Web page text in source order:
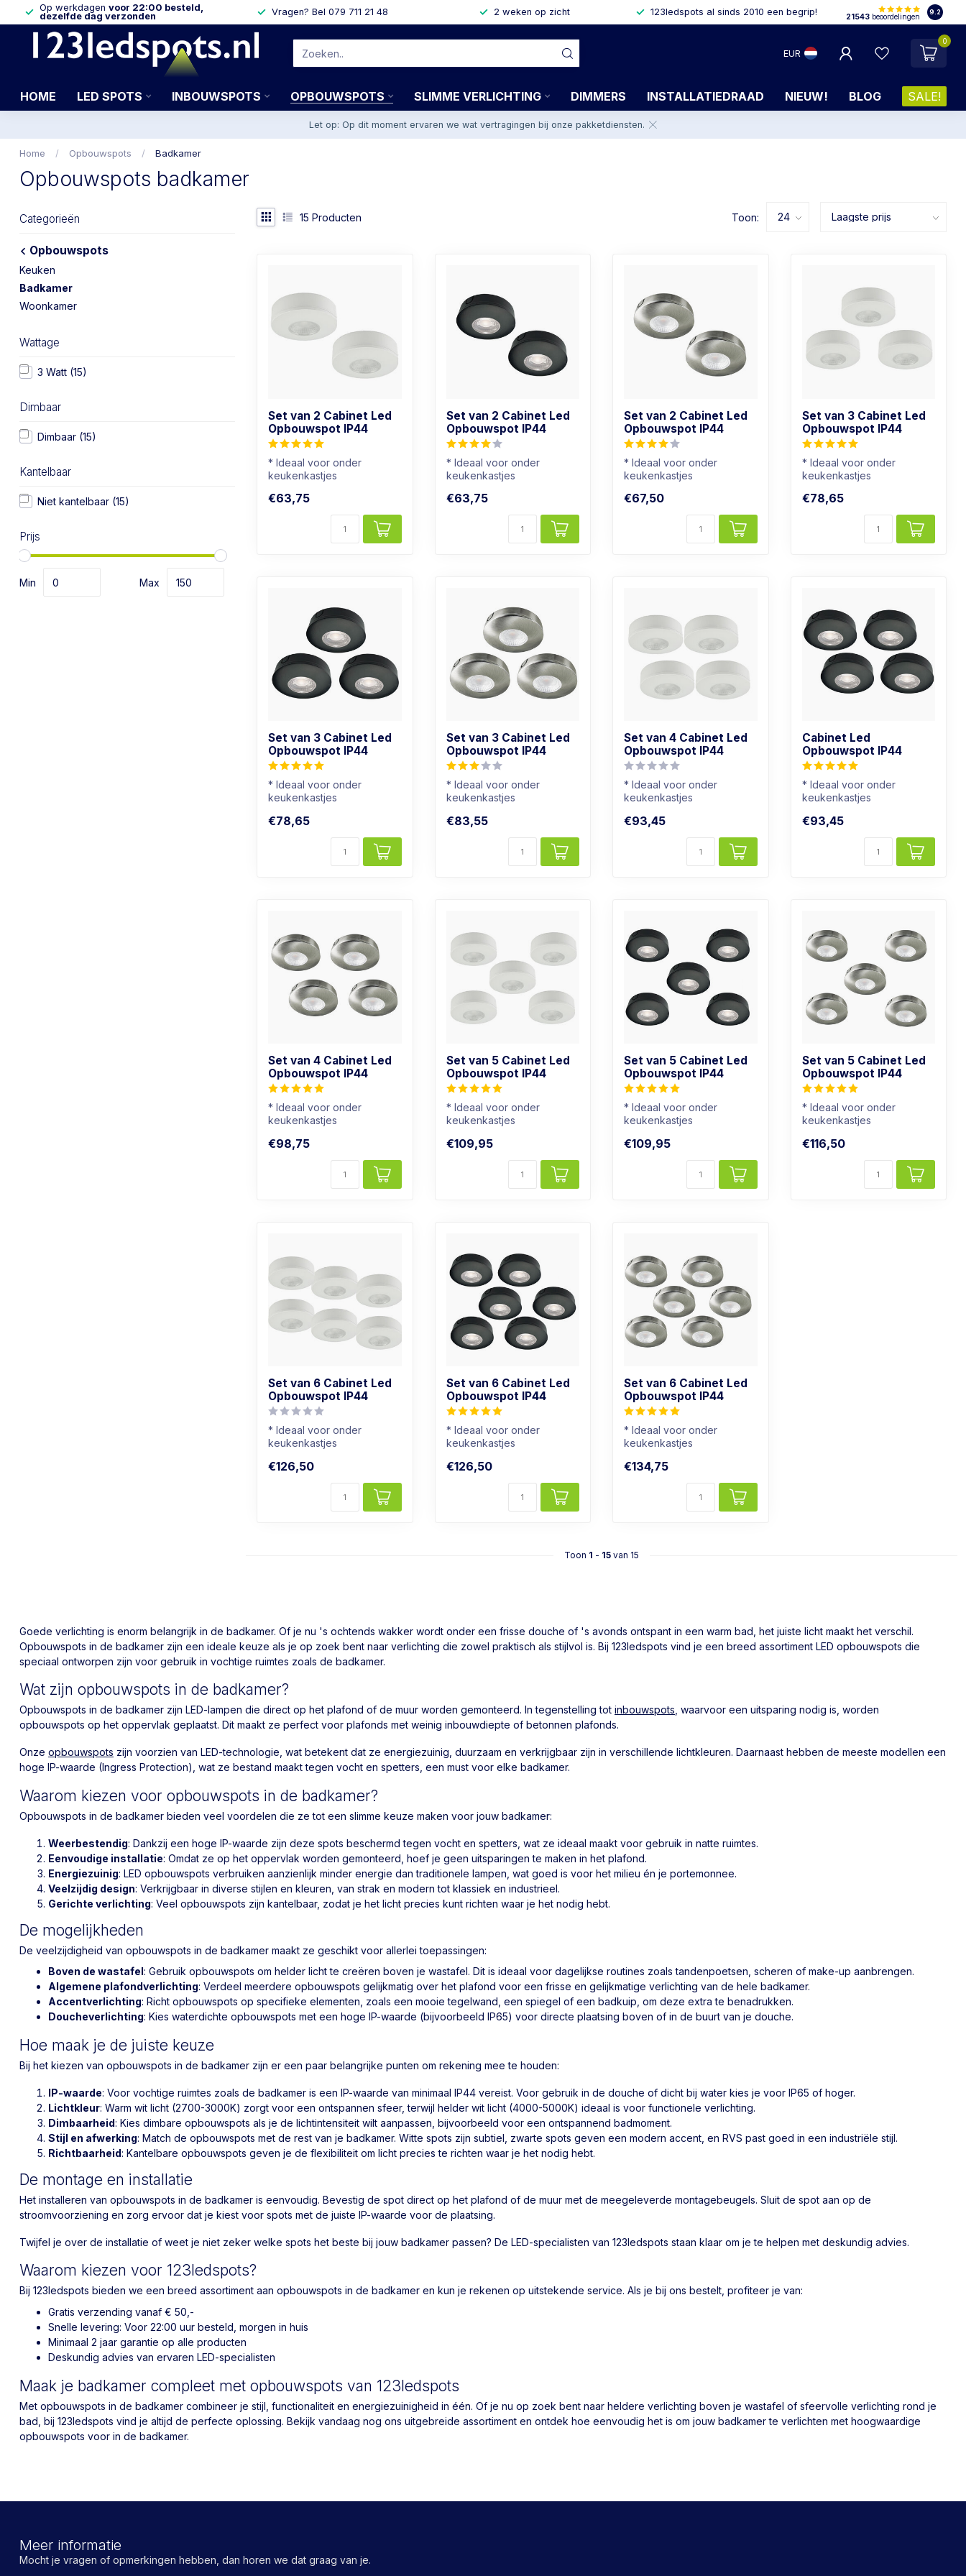
Op werkdagen voor 22:00 besteld,
dezelfde dag verzonden
Vragen? Bel 079 711 21 48 2 weken op zicht 123ledspots al sinds 2010 een begrip! 21543 beoordelingen
9.2
EUR
0
HOME LED SPOTS INBOUWSPOTS OPBOUWSPOTS SLIMME VERLICHTING DIMMERS INSTALLATIEDRAAD NIEUW! BLOG SALE!
Let op: Op dit moment ervaren we wat vertragingen bij onze pakketdiensten.
Home / Opbouwspots / Badkamer
Opbouwspots badkamer
Categorieën
Opbouwspots
Keuken
Badkamer
Woonkamer
Wattage
3 Watt (15)
Dimbaar
Dimbaar (15)
Kantelbaar
Niet kantelbaar (15)
Prijs
Min Max
15 Producten Toon:
Set van 2 Cabinet Led
Opbouwspot IP44
* Ideaal voor onder
keukenkastjes
badkamers
* Lichtkleur: Wa...
€63,75
Set van 2 Cabinet Led
Opbouwspot IP44
* Ideaal voor onder
keukenkastjes
badkamers
* Lichtkleur: ...
€63,75
Set van 2 Cabinet Led
Opbouwspot IP44
* Ideaal voor onder
keukenkastjes
badkamers
* Lichtkleur: ...
€67,50
Set van 3 Cabinet Led
Opbouwspot IP44
* Ideaal voor onder
keukenkastjes
badkamers
* Lichtkleur: Wa...
€78,65
Set van 3 Cabinet Led
Opbouwspot IP44
* Ideaal voor onder
keukenkastjes
badkamers
* Lichtkleur: ...
€78,65
Set van 3 Cabinet Led
Opbouwspot IP44
* Ideaal voor onder
keukenkastjes
badkamers
* Lichtkleur: ...
€83,55
Set van 4 Cabinet Led
Opbouwspot IP44
* Ideaal voor onder
keukenkastjes
badkamers
* Lichtkleur: ...
€93,45
Cabinet Led
Opbouwspot IP44
* Ideaal voor onder
keukenkastjes
badkamers
* Lichtkleur: ...
€93,45
Set van 4 Cabinet Led
Opbouwspot IP44
* Ideaal voor onder
keukenkastjes
badkamers
* Lichtkleur: ...
€98,75
Set van 5 Cabinet Led
Opbouwspot IP44
* Ideaal voor onder
keukenkastjes
badkamers
* Lichtkleur: Wa...
€109,95
Set van 5 Cabinet Led
Opbouwspot IP44
* Ideaal voor onder
keukenkastjes
badkamers
* Lichtkleur: Wa...
€109,95
Set van 5 Cabinet Led
Opbouwspot IP44
* Ideaal voor onder
keukenkastjes
badkamers
* Lichtkleur: ...
€116,50
Set van 6 Cabinet Led
Opbouwspot IP44
* Ideaal voor onder
keukenkastjes
badkamers
* Lichtkleur: Wa...
€126,50
Set van 6 Cabinet Led
Opbouwspot IP44
* Ideaal voor onder
keukenkastjes
badkamers
* Lichtkleur: Wa...
€126,50
Set van 6 Cabinet Led
Opbouwspot IP44
* Ideaal voor onder
keukenkastjes
badkamers
* Lichtkleur: ...
€134,75
Toon 1 - 15 van 15
Goede verlichting is enorm belangrijk in de badkamer. Of je nu 's ochtends wakker wordt onder een frisse douche of 's avonds ontspant in een warm bad, het juiste licht maakt het verschil.
Opbouwspots in de badkamer zijn een ideale keuze als je op zoek bent naar verlichting die zowel praktisch als stijlvol is. Bij 123ledspots vind je een breed assortiment LED opbouwspots die
speciaal ontworpen zijn voor gebruik in vochtige ruimtes zoals de badkamer.
Wat zijn opbouwspots in de badkamer?
Opbouwspots in de badkamer zijn LED-lampen die direct op het plafond of de muur worden gemonteerd. In tegenstelling tot inbouwspots , waarvoor een uitsparing nodig is, worden
opbouwspots op het oppervlak geplaatst. Dit maakt ze perfect voor plafonds met weinig inbouwdiepte of betonnen plafonds.
Onze opbouwspots zijn voorzien van LED-technologie, wat betekent dat ze energiezuinig, duurzaam en verkrijgbaar zijn in verschillende lichtkleuren. Daarnaast hebben de meeste modellen een
hoge IP-waarde (Ingress Protection), wat ze bestand maakt tegen vocht en spetters, een must voor elke badkamer.
Waarom kiezen voor opbouwspots in de badkamer?
Opbouwspots in de badkamer bieden veel voordelen die ze tot een slimme keuze maken voor jouw badkamer:
Weerbestendig: Dankzij een hoge IP-waarde zijn deze spots beschermd tegen vocht en spetters, wat ze ideaal maakt voor gebruik in natte ruimtes.
Eenvoudige installatie: Omdat ze op het oppervlak worden gemonteerd, hoef je geen uitsparingen te maken in het plafond.
Energiezuinig: LED opbouwspots verbruiken aanzienlijk minder energie dan traditionele lampen, wat goed is voor het milieu én je portemonnee.
Veelzijdig design: Verkrijgbaar in diverse stijlen en kleuren, van strak en modern tot klassiek en industrieel.
Gerichte verlichting: Veel opbouwspots zijn kantelbaar, zodat je het licht precies kunt richten waar je het nodig hebt.
De mogelijkheden
De veelzijdigheid van opbouwspots in de badkamer maakt ze geschikt voor allerlei toepassingen:
Boven de wastafel: Gebruik opbouwspots om helder licht te creëren boven je wastafel. Dit is ideaal voor dagelijkse routines zoals tandenpoetsen, scheren of make-up aanbrengen.
Algemene plafondverlichting: Verdeel meerdere opbouwspots gelijkmatig over het plafond voor een frisse en gelijkmatige verlichting van de hele badkamer.
Accentverlichting: Richt opbouwspots op specifieke elementen, zoals een mooie tegelwand, een spiegel of een badkuip, om deze extra te benadrukken.
Doucheverlichting: Kies waterdichte opbouwspots met een hoge IP-waarde (bijvoorbeeld IP65) voor directe plaatsing boven of in de buurt van je douche.
Hoe maak je de juiste keuze
Bij het kiezen van opbouwspots in de badkamer zijn er een paar belangrijke punten om rekening mee te houden:
IP-waarde: Voor vochtige ruimtes zoals de badkamer is een IP-waarde van minimaal IP44 vereist. Voor gebruik in de douche of dicht bij water kies je voor IP65 of hoger.
Lichtkleur: Warm wit licht (2700-3000K) zorgt voor een ontspannen sfeer, terwijl helder wit licht (4000-5000K) ideaal is voor functionele verlichting.
Dimbaarheid: Kies dimbare opbouwspots als je de lichtintensiteit wilt aanpassen, bijvoorbeeld voor een ontspannend badmoment.
Stijl en afwerking: Match de opbouwspots met de rest van je badkamer. Witte spots zijn subtiel, zwarte spots geven een modern accent, en RVS past goed in een industriële stijl.
Richtbaarheid: Kantelbare opbouwspots geven je de flexibiliteit om licht precies te richten waar je het nodig hebt.
De montage en installatie
Het installeren van opbouwspots in de badkamer is eenvoudig. Bevestig de spot direct op het plafond of de muur met de meegeleverde montagebeugels. Sluit de spot aan op de
stroomvoorziening en zorg ervoor dat je kiest voor spots met de juiste IP-waarde voor de plaatsing.
Twijfel je over de installatie of weet je niet zeker welke spots het beste bij jouw badkamer passen? De LED-specialisten van 123ledspots staan klaar om je te helpen met deskundig advies.
Waarom kiezen voor 123ledspots?
Bij 123ledspots bieden we een breed assortiment aan opbouwspots in de badkamer en kun je rekenen op uitstekende service. Als je bij ons bestelt, profiteer je van:
Gratis verzending vanaf € 50,-
Snelle levering: Voor 22:00 uur besteld, morgen in huis
Minimaal 2 jaar garantie op alle producten
Deskundig advies van ervaren LED-specialisten
Maak je badkamer compleet met opbouwspots van 123ledspots
Met opbouwspots in de badkamer combineer je stijl, functionaliteit en energiezuinigheid in één. Of je nu op zoek bent naar heldere verlichting boven je wastafel of sfeervolle verlichting rond je
bad, bij 123ledspots vind je altijd de perfecte oplossing. Bekijk vandaag nog ons uitgebreide assortiment en ontdek hoe eenvoudig het is om jouw badkamer te verlichten met hoogwaardige
opbouwspots voor in de badkamer.
Meer informatie
Mocht je vragen of opmerkingen hebben, dan horen we dat graag van je.